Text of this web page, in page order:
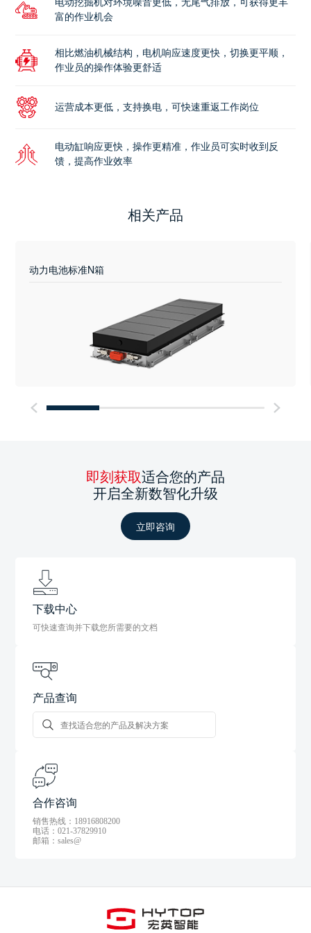
电动挖掘机对环境噪音更低，无尾气排放，可获得更丰
富的作业机会
相比燃油机械结构，电机响应速度更快，切换更平顺，
作业员的操作体验更舒适
运营成本更低，支持换电，可快速重返工作岗位
电动缸响应更快，操作更精准，作业员可实时收到反
馈，提高作业效率
相关产品
动力电池标准N箱
即刻获取适合您的产品
开启全新数智化升级
立即咨询
下载中心
可快速查询并下载您所需要的文档
产品查询
合作咨询
销售热线：18916808200
电话：021-37829910
邮箱：sales@